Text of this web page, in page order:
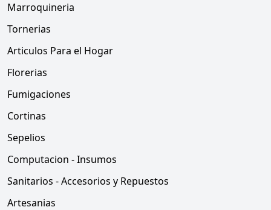
Marroquineria
Tornerias
Articulos Para el Hogar
Florerias
Fumigaciones
Cortinas
Sepelios
Computacion - Insumos
Sanitarios - Accesorios y Repuestos
Artesanias